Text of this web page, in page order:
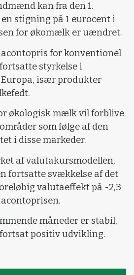
kan fra den 1.
stigning på 1 eurocent i
for økomælk er uændret.
for konventionel
styrkelse i
især produkter
økologisk mælk vil forblive
som følge af den
i disse markeder.
af valutakursmodellen,
fortsatte svækkelse af det
valutaeffekt på -2,3
måneder er stabil,
positiv udvikling.